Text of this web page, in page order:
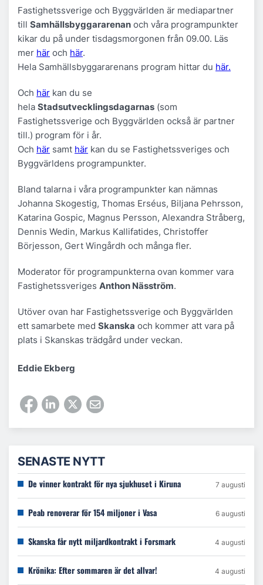
Fastighetssverige och Byggvärlden är mediapartner
till Samhällsbyggararenan och våra programpunkter
kikar du på under tisdagsmorgonen från 09.00. Läs
mer här och här.
Hela Samhällsbyggararenans program hittar du här.
Och här kan du se
hela Stadsutvecklingsdagarnas (som
Fastighetssverige och Byggvärlden också är partner
till.) program för i år.
Och här samt här kan du se Fastighetssveriges och
Byggvärldens programpunkter.
Bland talarna i våra programpunkter kan nämnas
Johanna Skogestig, Thomas Erséus, Biljana Pehrsson,
Katarina Gospic, Magnus Persson, Alexandra Stråberg,
Dennis Wedin, Markus Kallifatides, Christoffer
Börjesson, Gert Wingårdh och många fler.
Moderator för programpunkterna ovan kommer vara
Fastighetssveriges Anthon Näsström.
Utöver ovan har Fastighetssverige och Byggvärlden
ett samarbete med Skanska och kommer att vara på
plats i Skanskas trädgård under veckan.
Eddie Ekberg
SENASTE NYTT
De vinner kontrakt för nya sjukhuset i Kiruna 7 augusti
Peab renoverar för 154 miljoner i Vasa 6 augusti
Skanska får nytt miljardkontrakt i Forsmark 4 augusti
Krönika: Efter sommaren är det allvar! 4 augusti